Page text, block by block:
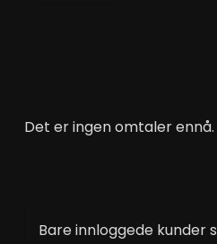
Det er ingen omtaler ennå.
Bare innloggede kunder